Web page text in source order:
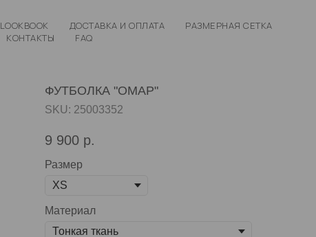
LOOKBOOK ДОСТАВКА И ОПЛАТА
РАЗМЕРНАЯ СЕТКА
КОНТАКТЫ
FAQ
ФУТБОЛКА "ОМАР"
SKU: 25003352
9 900 р.
Размер
Материал